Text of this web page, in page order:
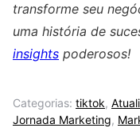
transforme seu
uma história de
insights poderosos!
Categorias: tiktok,
Jornada Marketing,